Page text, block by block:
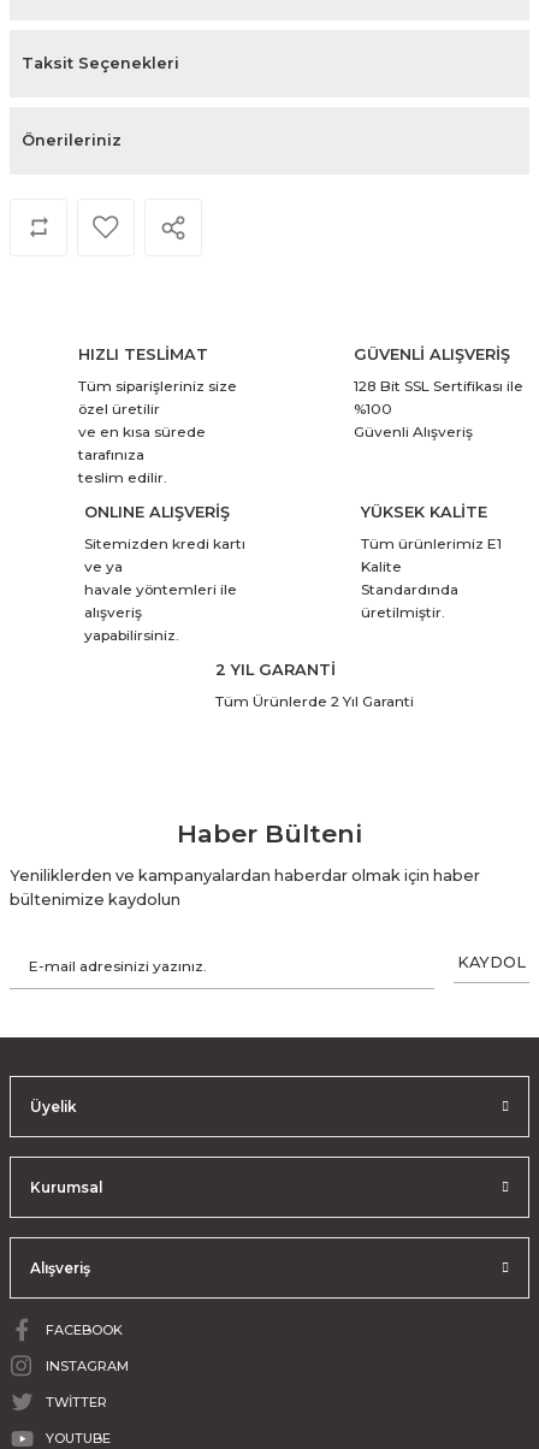
Taksit Seçenekleri
Önerileriniz
HIZLI TESLİMAT
Tüm siparişleriniz size
özel üretilir
ve en kısa sürede
tarafınıza
teslim edilir.
GÜVENLİ ALIŞVERİŞ
128 Bit SSL Sertifikası ile
%100
Güvenli Alışveriş
ONLINE ALIŞVERİŞ
Sitemizden kredi kartı
ve ya
havale yöntemleri ile
alışveriş
yapabilirsiniz.
YÜKSEK KALİTE
Tüm ürünlerimiz E1
Kalite
Standardında
üretilmiştir.
2 YIL GARANTİ
Tüm Ürünlerde 2 Yıl Garanti
Haber Bülteni
Yeniliklerden ve kampanyalardan haberdar olmak için haber
bültenimize kaydolun
KAYDOL
Üyelik
Kurumsal
Alışveriş
FACEBOOK
INSTAGRAM
TWİTTER
YOUTUBE